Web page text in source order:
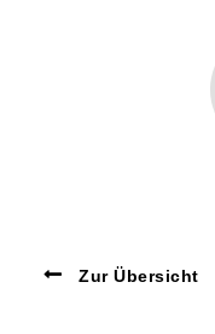
Zur Übersicht